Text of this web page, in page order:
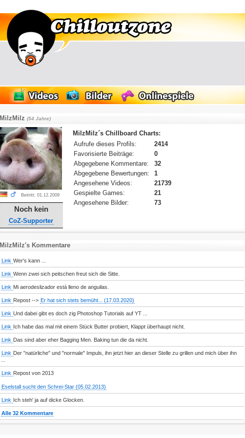
MilzMilz (54 Jahre)
Beitritt: 01.12.2009
Noch kein
CoZ-Supporter
MilzMilz´s Chillboard Charts:
Aufrufe dieses Profils:
2414
Favorisierte Beiträge:
0
Abgegebene Kommentare:
32
Abgegebene Bewertungen:
1
Angesehene Videos:
21739
Gespielte Games:
21
Angesehene Bilder:
73
MilzMilz's Kommentare
Link Wer's kann ...
Link Wenn zwei sich peitschen freut sich die Sitte.
Link Mi aerodeslizador está lleno de anguilas.
Link Repost --> Er hat sich stets bemüht... (17.03.2020)
Link Und dabei gibt es doch zig Photoshop Tutorials auf YT ...
Link Ich habe das mal mit einem Stück Butter probiert, Klappt überhaupt nicht.
Link Das sind aber eher Bagging Men. Baking tun die da nicht.
Link Der "natürliche" und "normale" Impuls, ihn jetzt hier an dieser Stelle zu grillen und mich über ihn
Link Repost von 2013
Eselstall sucht den Schrei-Star (05.02.2013)
Link Ich steh' ja auf dicke Glocken.
Alle 32 Kommentare